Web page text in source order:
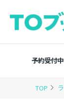
予約受付中
TOP